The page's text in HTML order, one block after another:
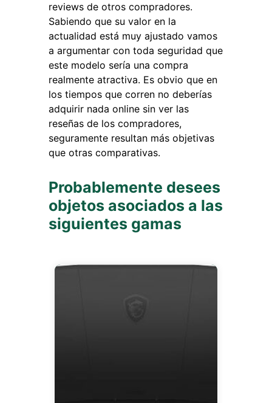
reviews de otros compradores.
Sabiendo que su valor en la
actualidad está muy ajustado vamos
a argumentar con toda seguridad que
este modelo sería una compra
realmente atractiva. Es obvio que en
los tiempos que corren no deberías
adquirir nada online sin ver las
reseñas de los compradores,
seguramente resultan más objetivas
que otras comparativas.
Probablemente desees
objetos asociados a las
siguientes gamas